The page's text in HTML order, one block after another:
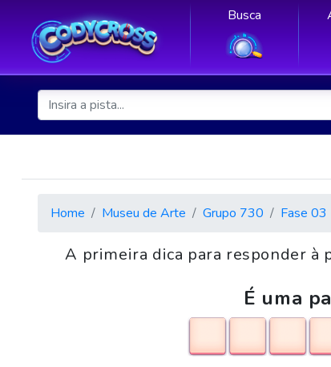
Busca
Home Museu de Arte Grupo 730 Fase 03
A primeira dica para responder à
É uma